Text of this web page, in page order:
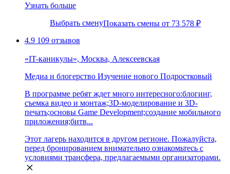
Узнать больше
Выбрать сменуПоказать смены от 73 578 ₽
4.9 109 отзывов
«IT-каникулы», Москва, Алексеевская
Медиа и блогерство Изучение нового Подростковый
В программе ребят ждет много интересного:блогинг,
съемка видео и монтаж;3D-моделирование и 3D-
печать;основы Game Development;создание мобильного
приложения;битв...
Этот лагерь находится в другом регионе. Пожалуйста,
перед бронированием внимательно ознакомьтесь с
условиями трансфера, предлагаемыми организаторами.